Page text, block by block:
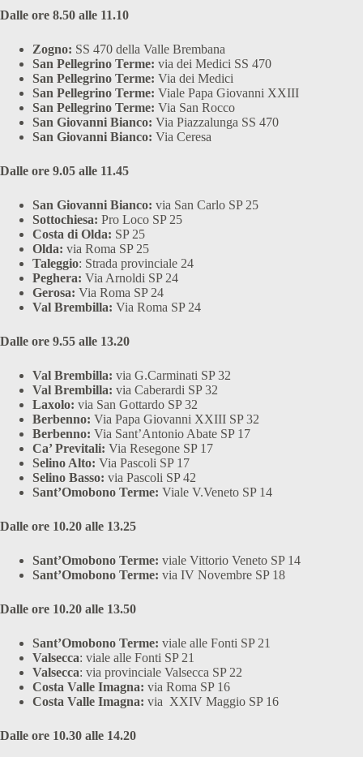
Dalle ore 8.50 alle 11.10
Zogno: SS 470 della Valle Brembana
San Pellegrino Terme: via dei Medici SS 470
San Pellegrino Terme: Via dei Medici
San Pellegrino Terme: Viale Papa Giovanni XXIII
San Pellegrino Terme: Via San Rocco
San Giovanni Bianco: Via Piazzalunga SS 470
San Giovanni Bianco: Via Ceresa
Dalle ore 9.05 alle 11.45
San Giovanni Bianco: via San Carlo SP 25
Sottochiesa: Pro Loco SP 25
Costa di Olda: SP 25
Olda: via Roma SP 25
Taleggio: Strada provinciale 24
Peghera: Via Arnoldi SP 24
Gerosa: Via Roma SP 24
Val Brembilla: Via Roma SP 24
Dalle ore 9.55 alle 13.20
Val Brembilla: via G.Carminati SP 32
Val Brembilla: via Caberardi SP 32
Laxolo: via San Gottardo SP 32
Berbenno: Via Papa Giovanni XXIII SP 32
Berbenno: Via Sant’Antonio Abate SP 17
Ca’ Previtali: Via Resegone SP 17
Selino Alto: Via Pascoli SP 17
Selino Basso: via Pascoli SP 42
Sant’Omobono Terme: Viale V.Veneto SP 14
Dalle ore 10.20 alle 13.25
Sant’Omobono Terme: viale Vittorio Veneto SP 14
Sant’Omobono Terme: via IV Novembre SP 18
Dalle ore 10.20 alle 13.50
Sant’Omobono Terme: viale alle Fonti SP 21
Valsecca: viale alle Fonti SP 21
Valsecca: via provinciale Valsecca SP 22
Costa Valle Imagna: via Roma SP 16
Costa Valle Imagna: via XXIV Maggio SP 16
Dalle ore 10.30 alle 14.20